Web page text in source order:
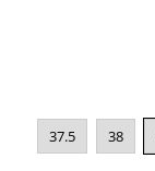
37.5 38